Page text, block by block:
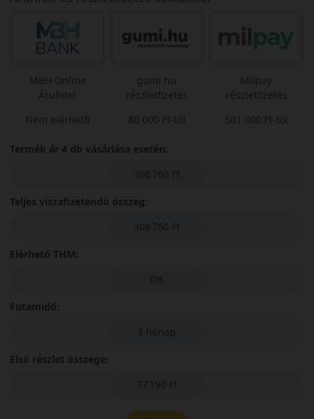
MBH Online
Áruhitel
Nem elérhető
gumi.hu
részletfizetés
80 000 Ft-tól
Milpay
részletfizetés
501 000 Ft-tól
Termék ár 4 db vásárlása esetén:
308 760 Ft
Teljes viszafizetendő összeg:
308 760 Ft
Elérhető THM:
0%
Futamidő:
3 hónap
Első részlet összege:
77 190 Ft